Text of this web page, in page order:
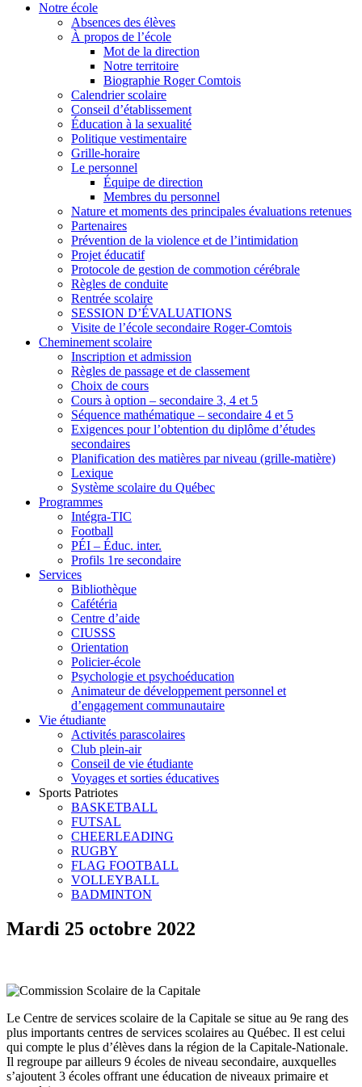
Notre école
Absences des élèves
À propos de l’école
Mot de la direction
Notre territoire
Biographie Roger Comtois
Calendrier scolaire
Conseil d’établissement
Éducation à la sexualité
Politique vestimentaire
Grille-horaire
Le personnel
Équipe de direction
Membres du personnel
Nature et moments des principales évaluations retenues
Partenaires
Prévention de la violence et de l’intimidation
Projet éducatif
Protocole de gestion de commotion cérébrale
Règles de conduite
Rentrée scolaire
SESSION D’ÉVALUATIONS
Visite de l’école secondaire Roger-Comtois
Cheminement scolaire
Inscription et admission
Règles de passage et de classement
Choix de cours
Cours à option – secondaire 3, 4 et 5
Séquence mathématique – secondaire 4 et 5
Exigences pour l’obtention du diplôme d’études
secondaires
Planification des matières par niveau (grille-matière)
Lexique
Système scolaire du Québec
Programmes
Intégra-TIC
Football
PÉI – Éduc. inter.
Profils 1re secondaire
Services
Bibliothèque
Cafétéria
Centre d’aide
CIUSSS
Orientation
Policier-école
Psychologie et psychoéducation
Animateur de développement personnel et
d’engagement communautaire
Vie étudiante
Activités parascolaires
Club plein-air
Conseil de vie étudiante
Voyages et sorties éducatives
Sports Patriotes
BASKETBALL
FUTSAL
CHEERLEADING
RUGBY
FLAG FOOTBALL
VOLLEYBALL
BADMINTON
Mardi 25 octobre 2022
Le Centre de services scolaire de la Capitale se situe au 9e rang des
plus importants centres de services scolaires au Québec. Il est celui
qui compte le plus d’élèves dans la région de la Capitale-Nationale.
Il regroupe par ailleurs 9 écoles de niveau secondaire, auxquelles
s’ajoutent 3 écoles offrant une éducation de niveaux primaire et